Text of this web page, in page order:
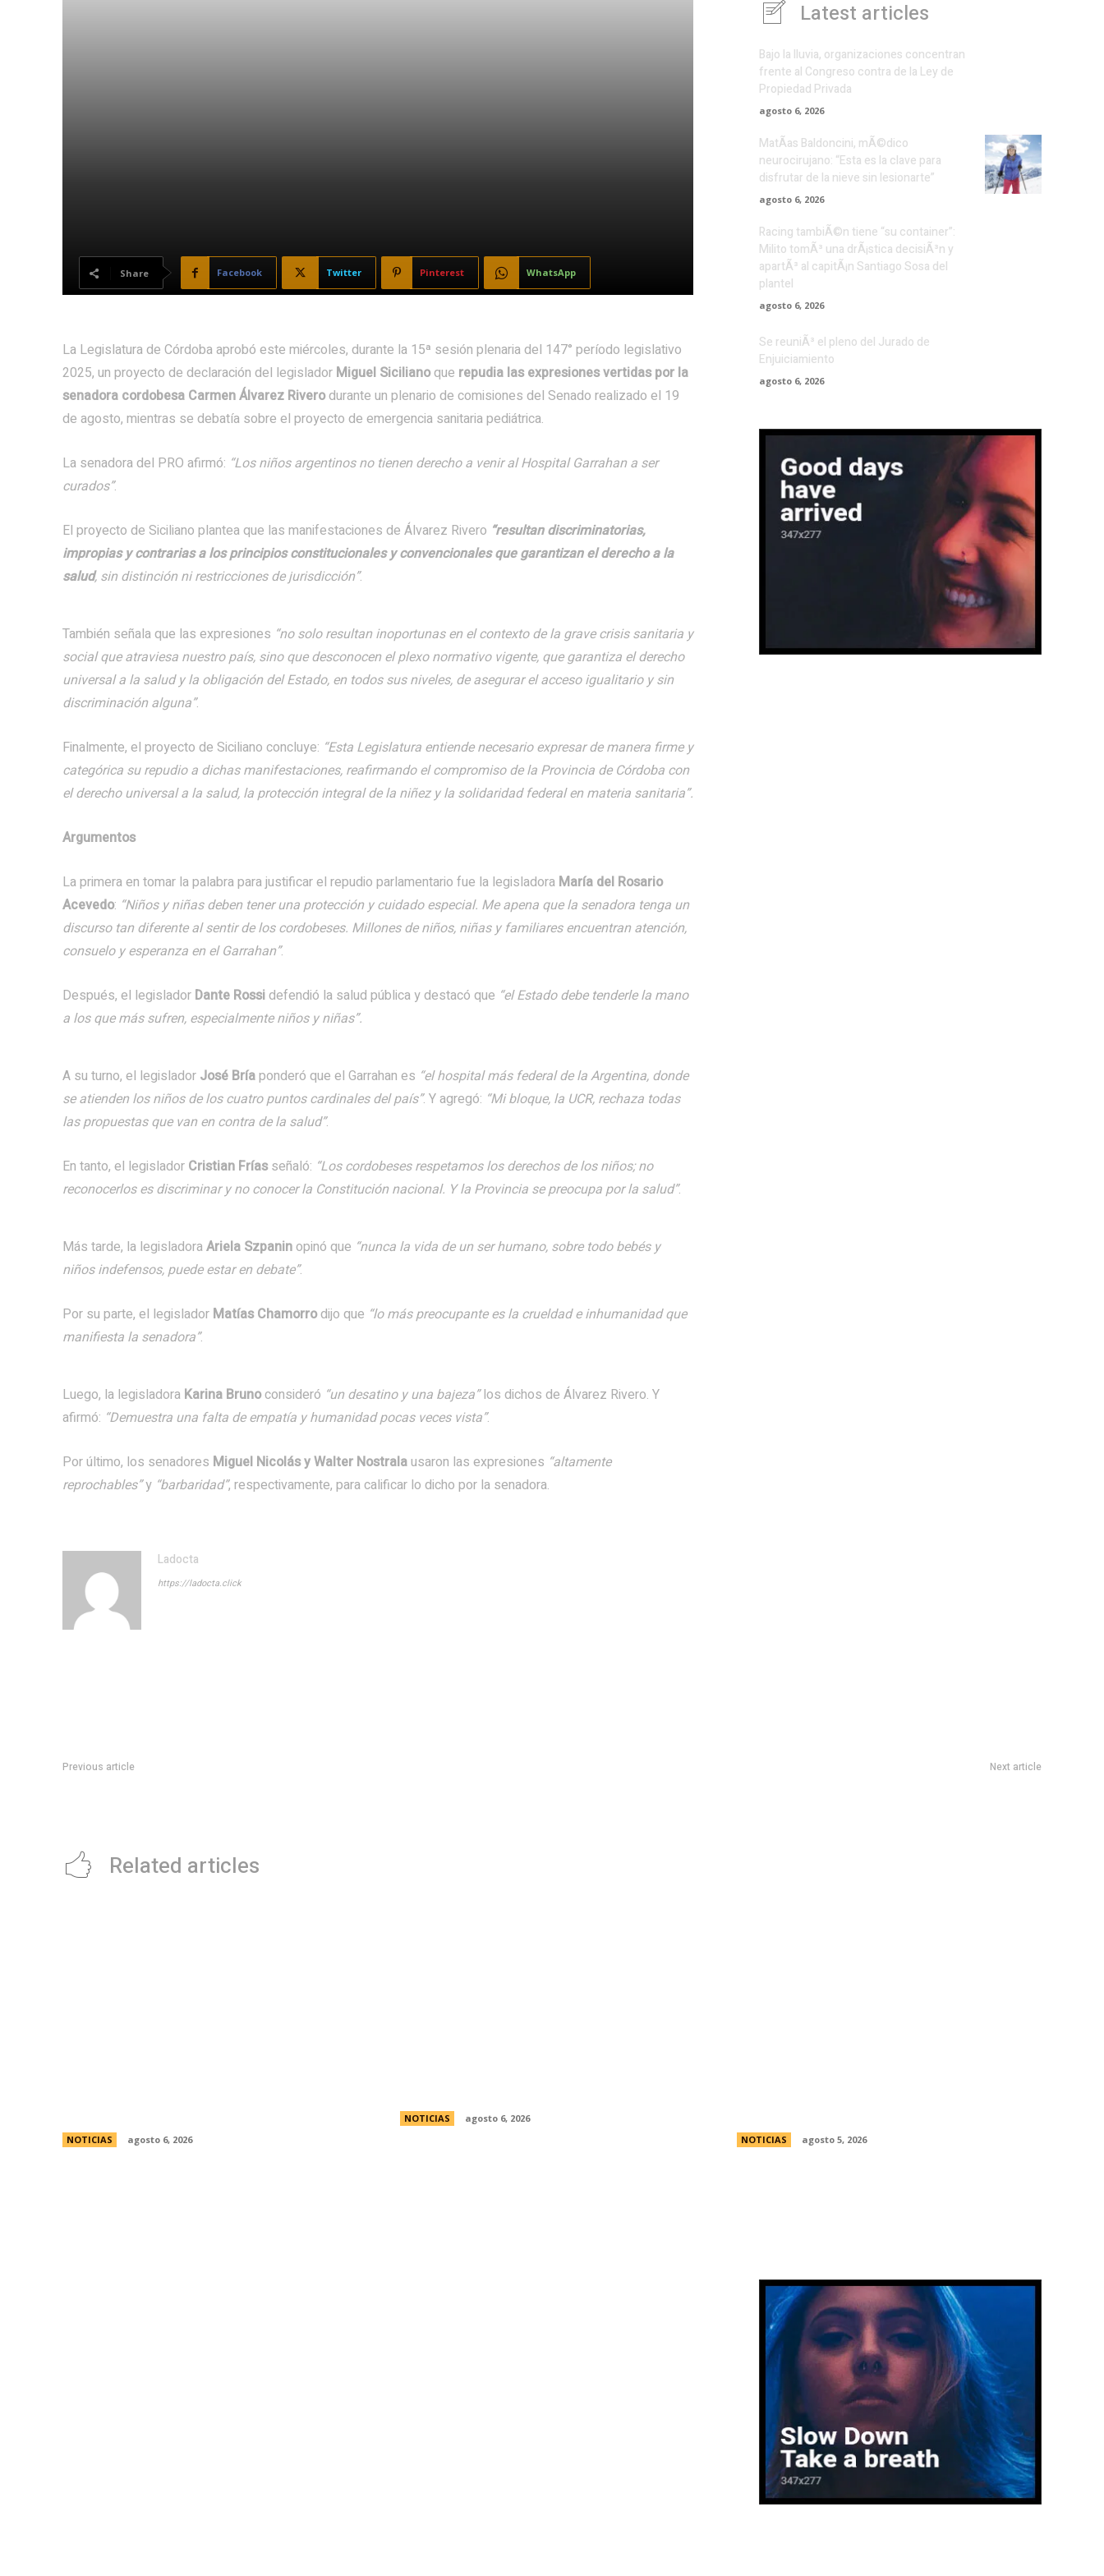
Share Facebook Twitter Pinterest WhatsApp
La Legislatura de Córdoba aprobó este miércoles, durante la 15ª sesión plenaria del 147° período legislativo
2025, un proyecto de declaración del legislador Miguel Sicilianoque repudia las expresiones vertidas por la
senadora cordobesa Carmen Álvarez Riverodurante un plenario de comisiones del Senado realizado el 19
de agosto, mientras se debatía sobre el proyecto de emergencia sanitaria pediátrica.
La senadora del PRO afirmó: “Los niños argentinos no tienen derecho a venir al Hospital Garrahan a ser
curados”.
El proyecto de Siciliano plantea que las manifestaciones de Álvarez Rivero “resultan discriminatorias,
impropias y contrarias a los principios constitucionales y convencionales que garantizan el derecho a la
salud, sin distinción ni restricciones de jurisdicción”.
También señala que las expresiones “no solo resultan inoportunas en el contexto de la grave crisis sanitaria y
social que atraviesa nuestro país, sino que desconocen el plexo normativo vigente, que garantiza el derecho
universal a la salud y la obligación del Estado, en todos sus niveles, de asegurar el acceso igualitario y sin
discriminación alguna”.
Finalmente, el proyecto de Siciliano concluye: “Esta Legislatura entiende necesario expresar de manera firme y
categórica su repudio a dichas manifestaciones, reafirmando el compromiso de la Provincia de Córdoba con
el derecho universal a la salud, la protección integral de la niñez y la solidaridad federal en materia sanitaria”.
Argumentos
La primera en tomar la palabra para justificar el repudio parlamentario fue la legisladora María del Rosario
Acevedo: “Niños y niñas deben tener una protección y cuidado especial. Me apena que la senadora tenga un
discurso tan diferente al sentir de los cordobeses. Millones de niños, niñas y familiares encuentran atención,
consuelo y esperanza en el Garrahan”.
Después, el legislador Dante Rossidefendió la salud pública y destacó que “el Estado debe tenderle la mano
a los que más sufren, especialmente niños y niñas”.
A su turno, el legislador José Bríaponderó que el Garrahan es “el hospital más federal de la Argentina, donde
se atienden los niños de los cuatro puntos cardinales del país”. Y agregó: “Mi bloque, la UCR, rechaza todas
las propuestas que van en contra de la salud”.
En tanto, el legislador Cristian Fríasseñaló: “Los cordobeses respetamos los derechos de los niños; no
reconocerlos es discriminar y no conocer la Constitución nacional. Y la Provincia se preocupa por la salud”.
Más tarde, la legisladoraAriela Szpaninopinó que “nunca la vida de un ser humano, sobre todo bebés y
niños indefensos, puede estar en debate”.
Por su parte, el legislador Matías Chamorrodijo que “lo más preocupante es la crueldad e inhumanidad que
manifiesta la senadora”.
Luego, la legisladora Karina Brunoconsideró “un desatino y una bajeza”los dichos de Álvarez Rivero. Y
afirmó: “Demuestra una falta de empatía y humanidad pocas veces vista”.
Por último, los senadores Miguel Nicolás y Walter Nostralausaron las expresiones “altamente
reprochables”y “barbaridad”, respectivamente, para calificar lo dicho por la senadora.
Ladocta
https://ladocta.click
Latest articles
Bajo la lluvia, organizaciones concentran
frente al Congreso contra de la Ley de
Propiedad Privada
agosto 6, 2026
MatÃ­as Baldoncini, mÃ©dico
neurocirujano: “Esta es la clave para
disfrutar de la nieve sin lesionarte”
agosto 6, 2026
Racing tambiÃ©n tiene “su container”:
Milito tomÃ³ una drÃ¡stica decisiÃ³n y
apartÃ³ al capitÃ¡n Santiago Sosa del
plantel
agosto 6, 2026
Se reuniÃ³ el pleno del Jurado de
Enjuiciamiento
agosto 6, 2026
Previous article Next article
Related articles
NOTICIAS agosto 6, 2026
NOTICIAS agosto 6, 2026
NOTICIAS agosto 5, 2026